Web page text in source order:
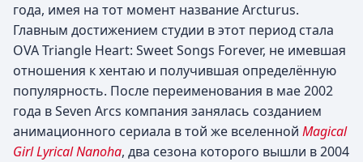
года, имея на тот момент название Arcturus.
Главным достижением студии в этот период стала
OVA Triangle Heart: Sweet Songs Forever, не имевшая
отношения к хентаю и получившая определённую
популярность. После переименования в мае 2002
года в Seven Arcs компания занялась созданием
анимационного сериала в той же вселенной Magical
Girl Lyrical Nanoha, два сезона которого вышли в 2004